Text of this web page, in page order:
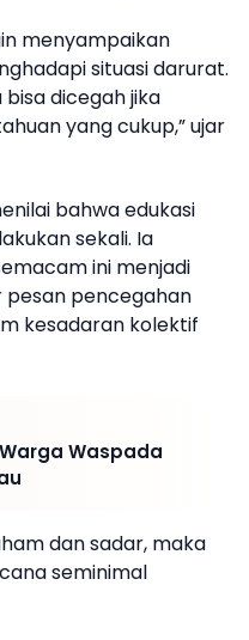
menyampaikan
situasi darurat.
dicegah jika
yang cukup,” ujar
bahwa edukasi
sekali. Ia
ini menjadi
pencegahan
kesadaran kolektif
Waspada
dan sadar, maka
seminimal